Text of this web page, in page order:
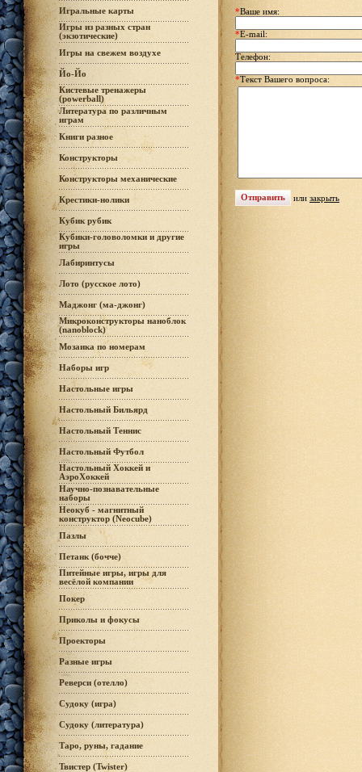
Игральные карты
Игры из разных стран
(экзотические)
Игры на свежем воздухе
Йо-Йо
Кистевые тренажеры
(powerball)
Литература по различным
играм
Книги разное
Конструкторы
Конструкторы механические
Крестики-нолики
Кубик рубик
Кубики-головоломки и другие
игры
Лабиринтусы
Лото (русское лото)
Маджонг (ма-джонг)
Микроконструкторы наноблок
(nanoblock)
Мозаика по номерам
Наборы игр
Настольные игры
Настольный Бильярд
Настольный Теннис
Настольный Футбол
Настольный Хоккей и
АэроХоккей
Научно-познавательные
наборы
Неокуб - магнитный
конструктор (Neocube)
Пазлы
Петанк (бочче)
Питейные игры, игры для
весёлой компании
Покер
Приколы и фокусы
Проекторы
Разные игры
Реверси (отелло)
Судоку (игра)
Судоку (литература)
Таро, руны, гадание
Твистер (Twister)
*Ваше имя:
*E-mail:
Телефон:
*Текст Вашего вопроса:
или закрыть